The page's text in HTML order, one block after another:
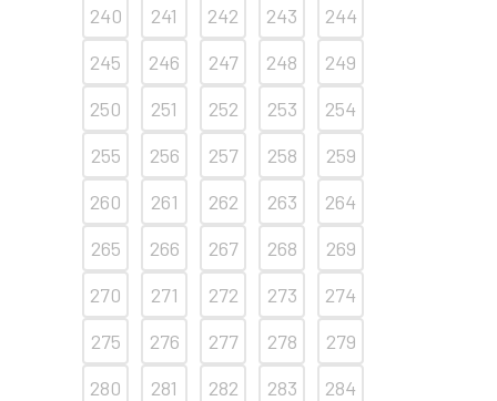
240
241 242 243
244
245
246 247 248
249
250
251 252 253
254
255
256 257 258
259
260
261 262 263
264
265
266 267 268
269
270
271 272 273
274
275
276 277 278
279
280
281 282 283
284